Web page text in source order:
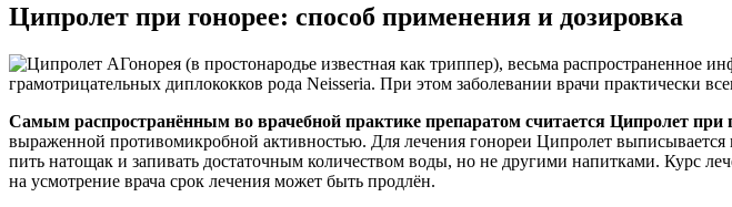
Ципролет при гонорее: способ применения и дозировка
Гонорея (в простонародье известная как триппер), весьма
грамотрицательных диплококков рода Neisseria. При этом заболевании врачи практически
Самым распространённым во врачебной практике препаратом считается Ципролет при
выраженной противомикробной активностью. Для лечения гонореи Ципролет
пить натощак и запивать достаточным количеством воды, но не другими напитками. Курс
на усмотрение врача срок лечения может быть продлён.